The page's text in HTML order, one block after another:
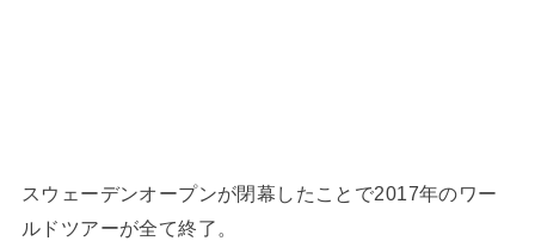
スウェーデンオープンが閉幕したことで2017年のワー
ルドツアーが全て終了。